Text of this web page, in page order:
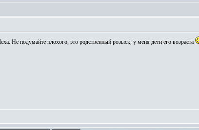
Не подумайте плохого, это родственный розыск, у меня дети его возраста